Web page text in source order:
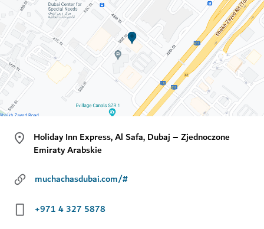
Holiday Inn Express, Al Safa, Dubaj – Zjednoczone
Emiraty Arabskie
muchachasdubai.com/#
+971 4 327 5878